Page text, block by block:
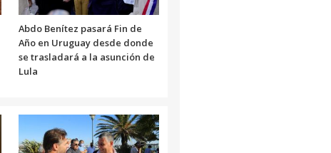
Abdo Benítez pasará Fin de
Año en Uruguay desde donde
se trasladará a la asunción de
Lula